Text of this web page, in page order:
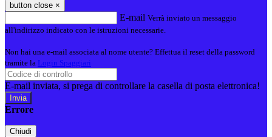
button close ×
E-mail Verrà inviato un messaggio
all'indirizzo indicato con le istruzioni necessarie.
Non hai una e-mail associata al nome utente? Effettua il reset della password
tramite la Login Spaggiari
E-mail inviata, si prega di controllare la casella di posta elettronica!
Errore
Chiudi